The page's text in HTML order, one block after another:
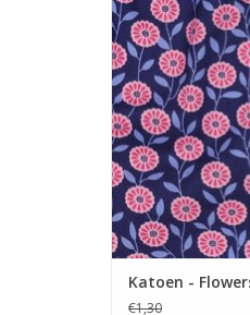
Fijne katoen met
voor hemd, jurk,
TOEVOEGEN
Katoen -
€1,30